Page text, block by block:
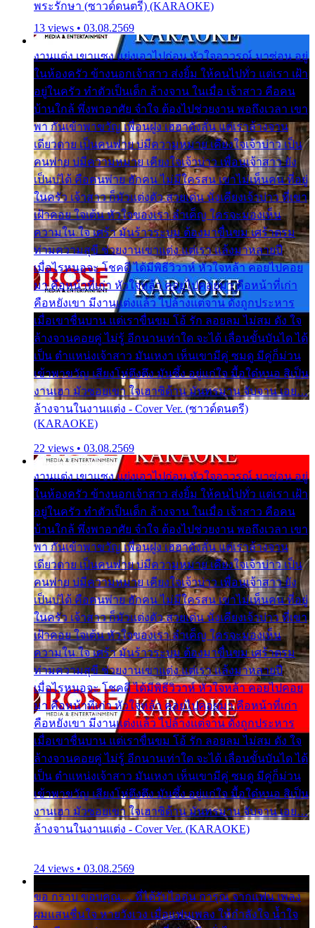
พระรักษา (ซาวด์ดนตรี) (KARAOKE)
13 views • 03.08.2569
งานแต่ง เขาแซง แย่งเอาไปก่อน หัวใจอาวรณ์ มาซ่อน อยู่
ในห้องครัว ข้างนอกเจ้าสาว ส่งยิ้ม ให้คนไปทั่ว แต่เรา เฝ้า
อยู่ในครัว ทำตัวเป็นเด็ก ล้างจาน ในเมื่อ เจ้าสาว คือคน
บ้านใกล้ พึ่งพาอาศัย จำใจ ต้องไปช่วยงาน พอถึงเวลา เขา
พา กันเข้าพาขวัญ เพื่อนฝูง เฮฮาดังลั่น แต่เราล้างจาน
เดียวดาย เป็นคนพ่าย บ่มีความหมาย เคียงใจเจ้าบ่าว เป็น
คนพ่าย บ่มีความหมาย เคียงใจเจ้าบ่าว เพื่อนเจ้าสาว ยัง
เป็นบ่ได้ คือคนพ่าย ฮักคน ไม่มีใครสน เขาไม่เห็นคน ที่อยู่
ในครัว เจ้าสาว ก็มัวแต่งตัว สวยเด่น นั่งเคียงเจ้าบ่าว ที่เขา
เฝ้าคอย ใจเต้น หัวใจของเรา ลำเค็ญ ใครจะมองเห็น
ความใน ใจ เศร้า มันร้าวระบม ต้องมาขื่นขม เศร้าตรม
ท่ามความสุขี ช่วยงานเขาแต่ง แต่เรา แล้งมาหลายปี
เมื่อไรหนอจะ โชคดี ได้มีพิธีวิวาห์ หัวใจหล้า คอยไปคอย
มา คือหน้าที่เก่า หัวใจหล้า คอยไปคอยมา คือหน้าที่เก่า
คือหยังเขา มีงานแต่งแล้ว ไปล้างแต่จาน ดั่งถูกประหาร
เมื่อเขาชื่นบาน แต่เราขื่นขม โอ้ รัก ลอยลม ไม่สม ดัง ใจ
ล้างจานคอยคู่ ไม่รู้ อีกนานเท่าใด จะได้ เลื่อนขั้นบันได ได้
เป็น ตำแหน่งเจ้าสาว มันเหงา เห็นเขามีคู่ ซมดู มีคู่ก็ม่วน
เข้าพาขวัญ เสียงโห่ตึงตึง มันซึ้ง อยู่แก่ใจ มื้อใด๋หนอ สิเป็น
งานเฮา มัวซอยเขา ใจเฮาซิด้าน มันทรมาน จับจาน เอย…
ล้างจานในงานแต่ง - Cover Ver. (ซาวด์ดนตรี)
(KARAOKE)
22 views • 03.08.2569
งานแต่ง เขาแซง แย่งเอาไปก่อน หัวใจอาวรณ์ มาซ่อน อยู่
ในห้องครัว ข้างนอกเจ้าสาว ส่งยิ้ม ให้คนไปทั่ว แต่เรา เฝ้า
อยู่ในครัว ทำตัวเป็นเด็ก ล้างจาน ในเมื่อ เจ้าสาว คือคน
บ้านใกล้ พึ่งพาอาศัย จำใจ ต้องไปช่วยงาน พอถึงเวลา เขา
พา กันเข้าพาขวัญ เพื่อนฝูง เฮฮาดังลั่น แต่เราล้างจาน
เดียวดาย เป็นคนพ่าย บ่มีความหมาย เคียงใจเจ้าบ่าว เป็น
คนพ่าย บ่มีความหมาย เคียงใจเจ้าบ่าว เพื่อนเจ้าสาว ยัง
เป็นบ่ได้ คือคนพ่าย ฮักคน ไม่มีใครสน เขาไม่เห็นคน ที่อยู่
ในครัว เจ้าสาว ก็มัวแต่งตัว สวยเด่น นั่งเคียงเจ้าบ่าว ที่เขา
เฝ้าคอย ใจเต้น หัวใจของเรา ลำเค็ญ ใครจะมองเห็น
ความใน ใจ เศร้า มันร้าวระบม ต้องมาขื่นขม เศร้าตรม
ท่ามความสุขี ช่วยงานเขาแต่ง แต่เรา แล้งมาหลายปี
เมื่อไรหนอจะ โชคดี ได้มีพิธีวิวาห์ หัวใจหล้า คอยไปคอย
มา คือหน้าที่เก่า หัวใจหล้า คอยไปคอยมา คือหน้าที่เก่า
คือหยังเขา มีงานแต่งแล้ว ไปล้างแต่จาน ดั่งถูกประหาร
เมื่อเขาชื่นบาน แต่เราขื่นขม โอ้ รัก ลอยลม ไม่สม ดัง ใจ
ล้างจานคอยคู่ ไม่รู้ อีกนานเท่าใด จะได้ เลื่อนขั้นบันได ได้
เป็น ตำแหน่งเจ้าสาว มันเหงา เห็นเขามีคู่ ซมดู มีคู่ก็ม่วน
เข้าพาขวัญ เสียงโห่ตึงตึง มันซึ้ง อยู่แก่ใจ มื้อใด๋หนอ สิเป็น
งานเฮา มัวซอยเขา ใจเฮาซิด้าน มันทรมาน จับจาน เอย…
ล้างจานในงานแต่ง - Cover Ver. (KARAOKE)
24 views • 03.08.2569
ขอ กราบ ขอบคุณ.... ที่ได้รับไออุ่น การุณ จากแฟน เพลง
ผมแสนชื่นใจ หายวังเวง เมื่อแฟนเพลง ให้กำลังใจ น้ำใจ